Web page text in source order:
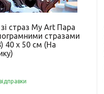
страз My Art Пара
стразами
40 х 50 см (На